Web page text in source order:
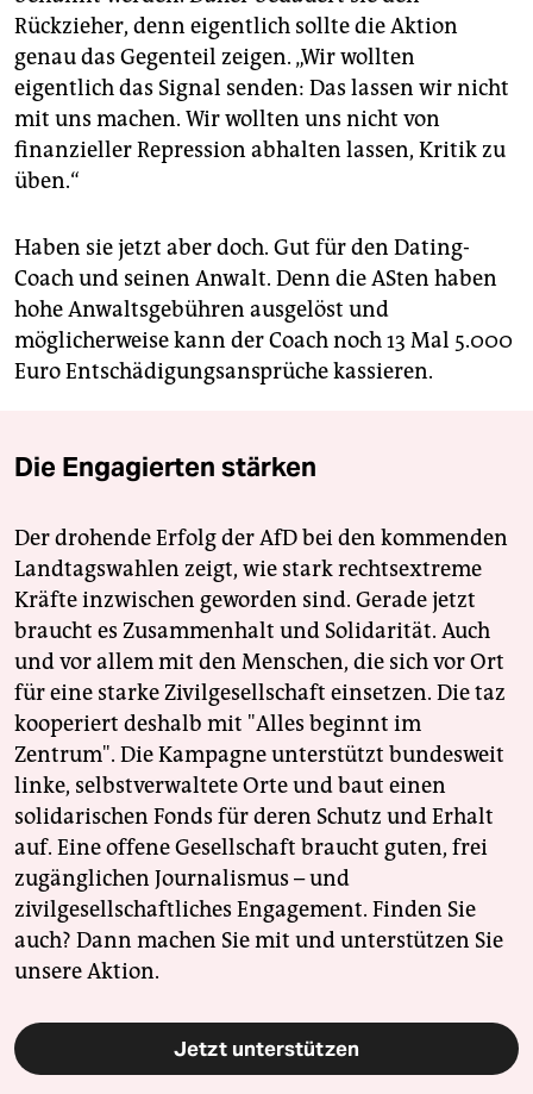
Rückzieher, denn eigentlich sollte die Aktion
genau das Gegenteil zeigen. „Wir wollten
eigentlich das Signal senden: Das lassen wir nicht
mit uns machen. Wir wollten uns nicht von
finanzieller Repression abhalten lassen, Kritik zu
üben.“
Haben sie jetzt aber doch. Gut für den Dating-
Coach und seinen Anwalt. Denn die ASten haben
hohe Anwaltsgebühren ausgelöst und
möglicherweise kann der Coach noch 13 Mal 5.000
Euro Entschädigungsansprüche kassieren.
Die Engagierten stärken
Der drohende Erfolg der AfD bei den kommenden
Landtagswahlen zeigt, wie stark rechtsextreme
Kräfte inzwischen geworden sind. Gerade jetzt
braucht es Zusammenhalt und Solidarität. Auch
und vor allem mit den Menschen, die sich vor Ort
für eine starke Zivilgesellschaft einsetzen. Die taz
kooperiert deshalb mit "Alles beginnt im
Zentrum". Die Kampagne unterstützt bundesweit
linke, selbstverwaltete Orte und baut einen
solidarischen Fonds für deren Schutz und Erhalt
auf. Eine offene Gesellschaft braucht guten, frei
zugänglichen Journalismus – und
zivilgesellschaftliches Engagement. Finden Sie
auch? Dann machen Sie mit und unterstützen Sie
unsere Aktion.
Jetzt unterstützen